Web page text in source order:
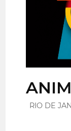
RIO DE